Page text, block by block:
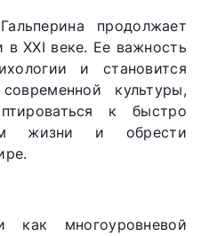
продолжает
в XXI веке. Ее важность
и становится
культуры,
к быстро
жизни и обрести
как многоуровневой